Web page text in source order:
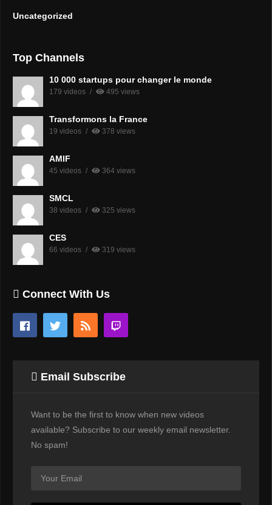
Uncategorized
Top Channels
10 000 startups pour changer le monde
179 videos 495 views
Transformons la France
19 videos 378 views
AMIF
45 videos 364 views
SMCL
38 videos 325 views
CES
66 videos 319 views
Connect With Us
Email Subscribe
Want to be the first to know when new videos
available? Subscribe to our weekly email newsletter.
No spam!